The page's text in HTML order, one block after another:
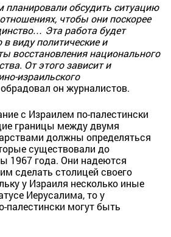
обсудить ситуацию
чтобы они поскорее
Эта работа будет
виду политические и
восстановления национального
От этого зависит и
израильского
он журналистов.
с Израилем по-палестински
границы между двумя
должны определяться
существовали до
1967 года. Они надеются
сделать столицей своего
у Израиля несколько иные
Иерусалима, то у
палестински могут быть